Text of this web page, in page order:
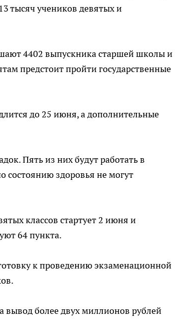
тысяч учеников девятых и
4402 выпускника старшей школы и
предстоит пройти государственные
до 25 июня, а дополнительные
Пять из них будут работать в
здоровья не могут
классов стартует 2 июня и
64 пункта.
к проведению экзаменационной
вывод более двух миллионов рублей